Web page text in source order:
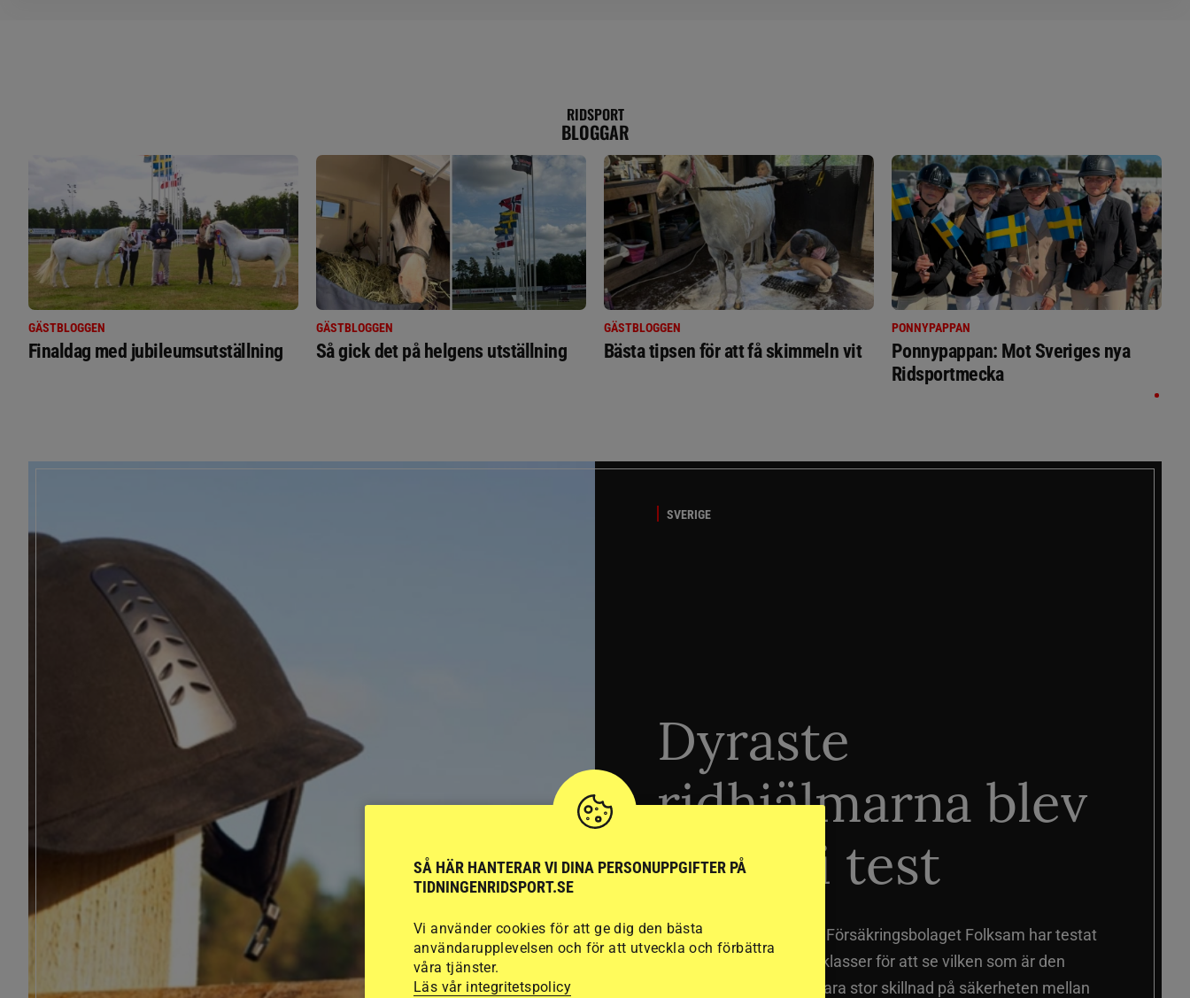
RIDSPORT
BLOGGAR
GÄSTBLOGGEN
Finaldag med jubileumsutställning
GÄSTBLOGGEN
Så gick det på helgens utställning
GÄSTBLOGGEN
Bästa tipsen för att få skimmeln vit
PONNYPAPPAN
Ponnypappan: Mot Sveriges nya
Ridsportmecka
SVERIGE
Dyraste
ridhjälmarna blev
sämst i test
Stort test av ridhjälmar Försäkringsbolaget Folksam har testat
15 ridhjälmar i olika prisklasser för att se vilken som är den
säkraste. Det visar sig vara stor skillnad på säkerheten mellan
SÅ HÄR HANTERAR VI DINA PERSONUPPGIFTER PÅ
TIDNINGENRIDSPORT.SE
Vi använder cookies för att ge dig den bästa
användarupplevelsen och för att utveckla och förbättra
våra tjänster.
Läs vår integritetspolicy